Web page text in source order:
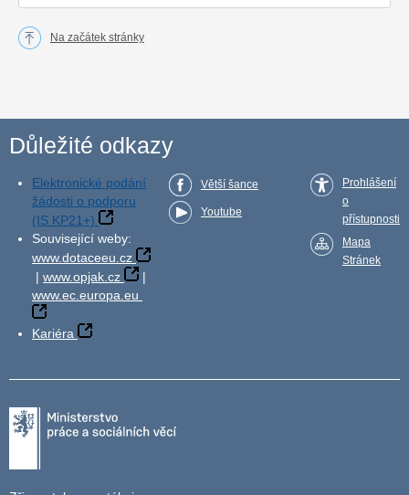
Na začátek stránky
Důležité odkazy
Elektronické podání
žádosti o podporu
(IS KP21+)
Související weby:
www.dotaceeu.cz
| www.opjak.cz
|
www.ec.europa.eu
Kariéra
Větší šance
Youtube
Prohlášení
o
přístupnosti
Mapa
Stránek